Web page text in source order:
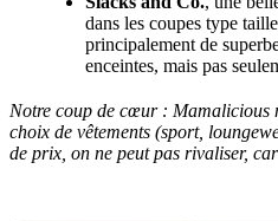
dans les coupes type
principalement de
enceintes, mais pas
Notre coup de cœur : Mamalicious
choix de vêtements (sport,
de prix, on ne peut pas rivaliser,